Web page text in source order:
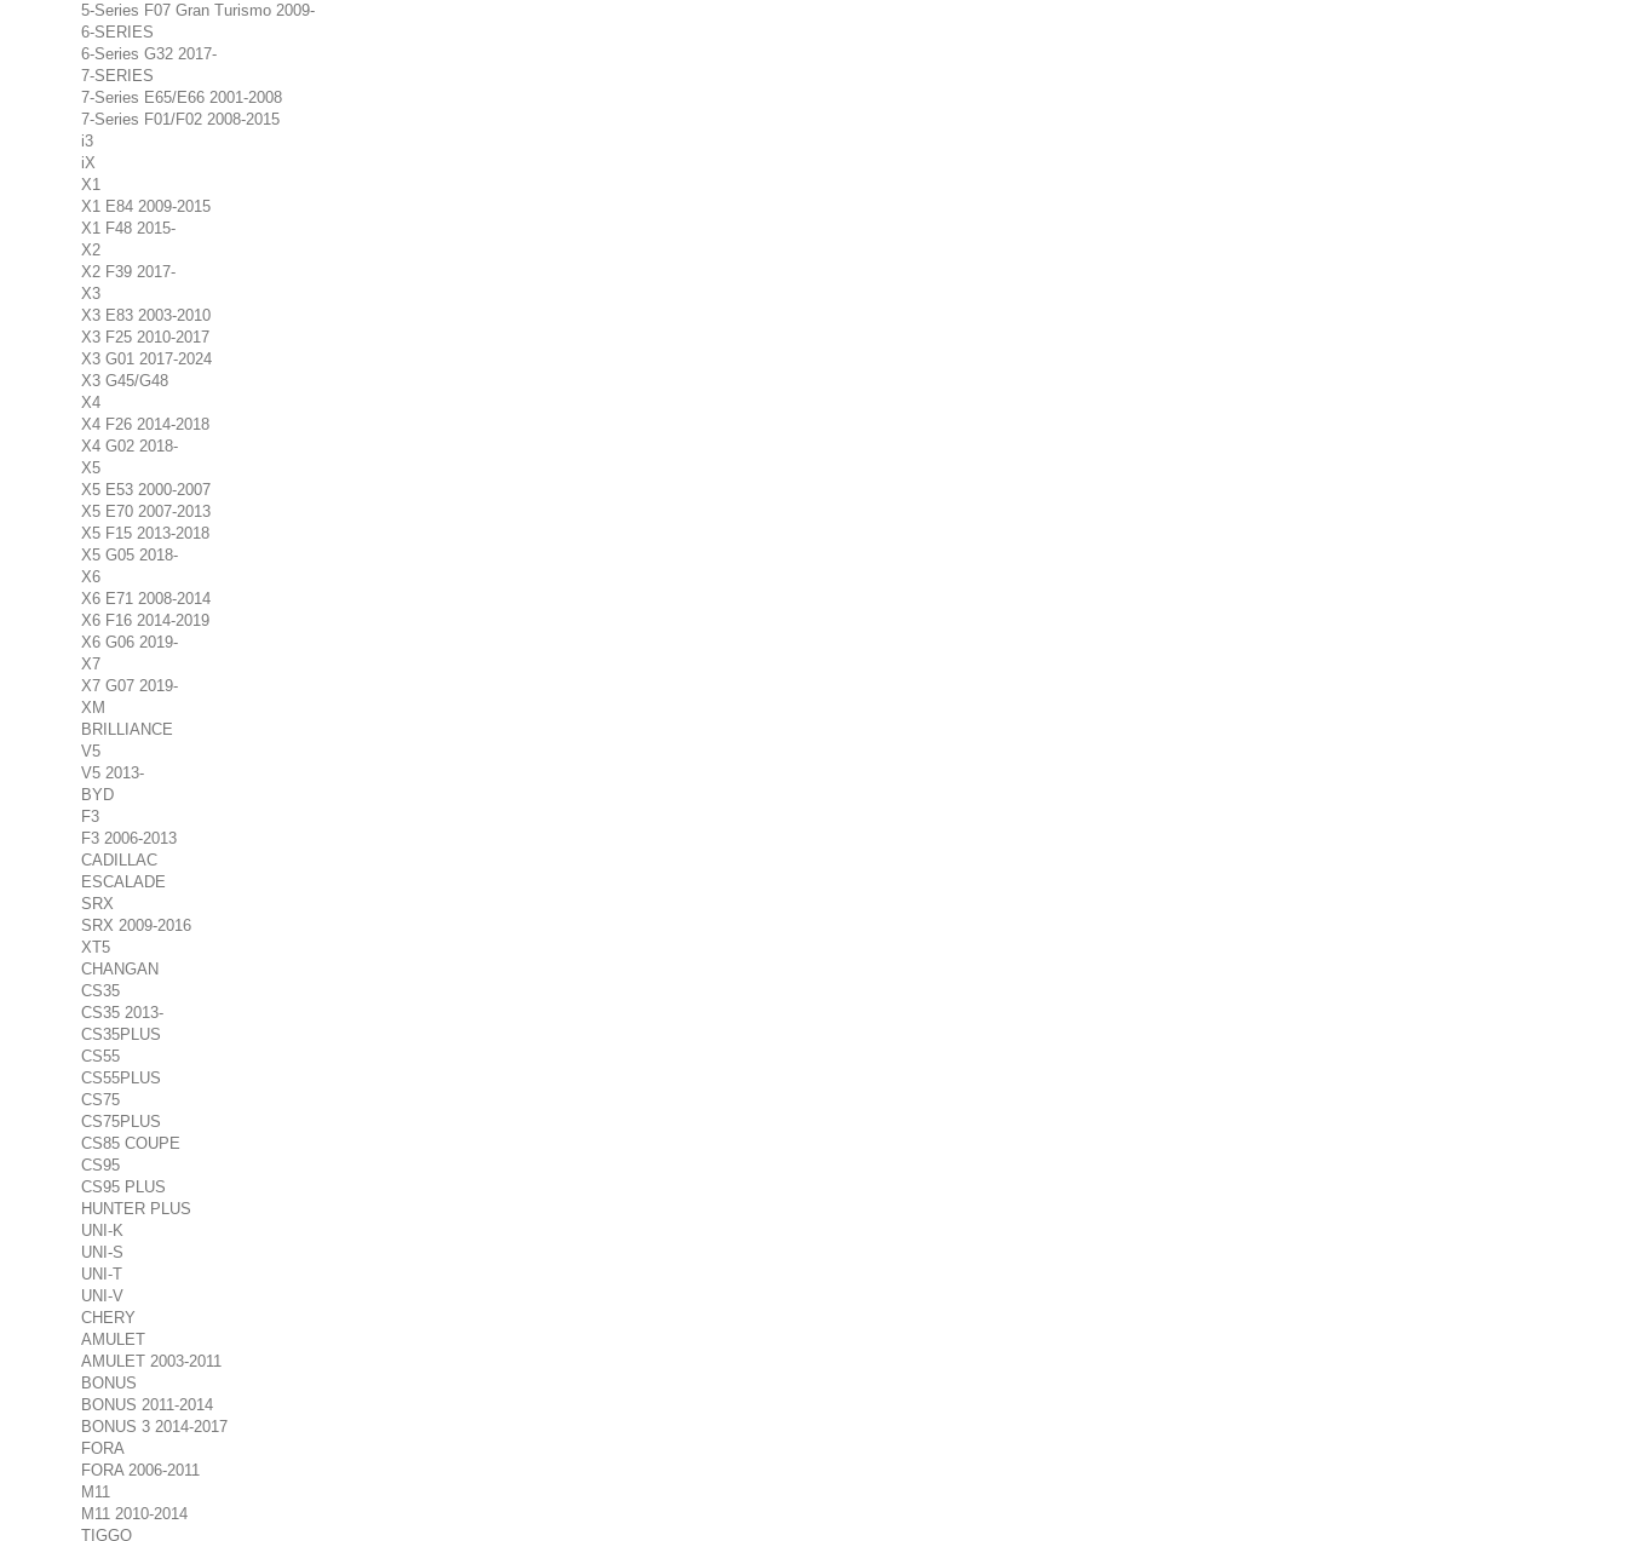
5-Series F07 Gran Turismo 2009-
6-SERIES
6-Series G32 2017-
7-SERIES
7-Series E65/E66 2001-2008
7-Series F01/F02 2008-2015
i3
iX
X1
X1 E84 2009-2015
X1 F48 2015-
X2
X2 F39 2017-
X3
X3 E83 2003-2010
X3 F25 2010-2017
X3 G01 2017-2024
X3 G45/G48
X4
X4 F26 2014-2018
X4 G02 2018-
X5
X5 E53 2000-2007
X5 E70 2007-2013
X5 F15 2013-2018
X5 G05 2018-
X6
X6 E71 2008-2014
X6 F16 2014-2019
X6 G06 2019-
X7
X7 G07 2019-
XM
BRILLIANCE
V5
V5 2013-
BYD
F3
F3 2006-2013
CADILLAC
ESCALADE
SRX
SRX 2009-2016
XT5
CHANGAN
CS35
CS35 2013-
CS35PLUS
CS55
CS55PLUS
CS75
CS75PLUS
CS85 COUPE
CS95
CS95 PLUS
HUNTER PLUS
UNI-K
UNI-S
UNI-T
UNI-V
CHERY
AMULET
AMULET 2003-2011
BONUS
BONUS 2011-2014
BONUS 3 2014-2017
FORA
FORA 2006-2011
M11
M11 2010-2014
TIGGO